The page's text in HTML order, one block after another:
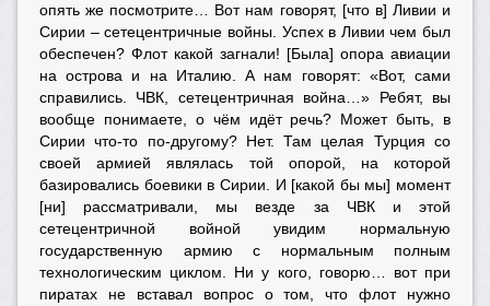
опять же посмотрите… Вот нам говорят, [что в] Ливии и
Сирии – сетецентричные войны. Успех в Ливии чем был
обеспечен? Флот какой загнали! [Была] опора авиации
на острова и на Италию. А нам говорят: «Вот, сами
справились. ЧВК, сетецентричная война…» Ребят, вы
вообще понимаете, о чём идёт речь? Может быть, в
Сирии что-то по-другому? Нет. Там целая Турция со
своей армией являлась той опорой, на которой
базировались боевики в Сирии. И [какой бы мы] момент
[ни] рассматривали, мы везде за ЧВК и этой
сетецентричной войной увидим нормальную
государственную армию с нормальным полным
технологическим циклом. Ни у кого, говорю… вот при
пиратах не вставал вопрос о том, что флот нужно